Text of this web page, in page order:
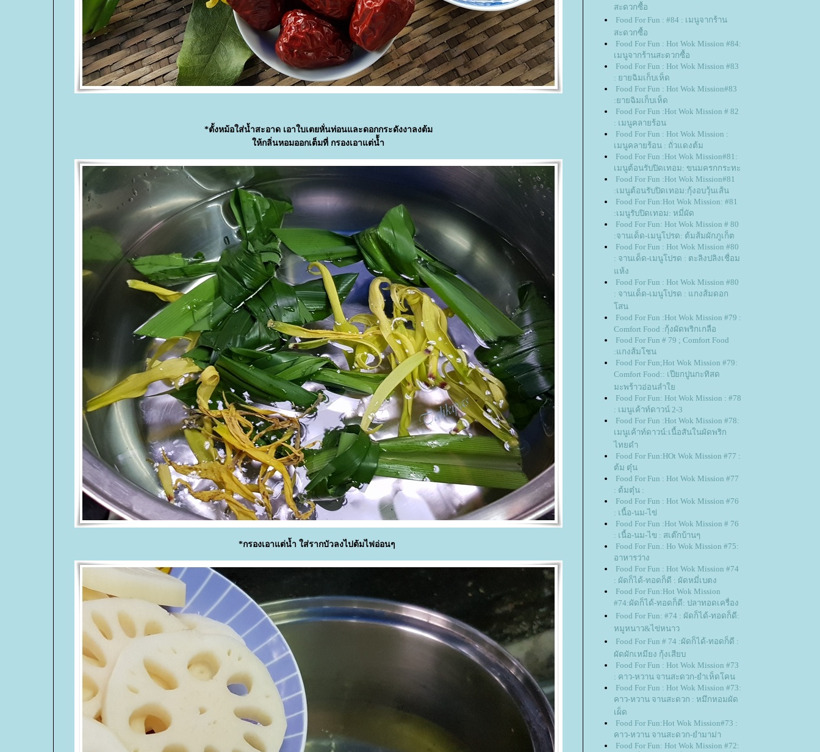
*ตั้งหม้อใส่น้ำสะอาด เอาใบเตยหั่นท่อนและดอกกระดังงาลงต้ม
ห้กลิ่นหอมออกเต็มที่ กรองเอาแต่น้้ำ
*กรองเอาแต่น้ำ ใส่รากบัวลงไปต้มไฟอ่อนๆ
สะดวกซื้อ
Food For Fun : #84 : เมนูจากร้าน
สะดวกซื้อ
Food For Fun : Hot Wok Mission #84:
เมนูจากร้านสะดวกซื้อ
Food For Fun : Hot Wok Mission #83
: ยายฉิมเก็บเห็ด
Food For Fun : Hot Wok Mission#83
:ยายฉิมเก็บเห็ด
Food For Fun :Hot Wok Mission # 82
: เมนูคลายร้อน
Food For Fun : Hot Wok Mission :
เมนูคลายร้อน : ถั่วแดงต้ม
Food For Fun :Hot Wok Mission#81:
เมนูต้อนรับปิดเทอม: ขนมครกกระทะ
Food For Fun :Hot Wok Mission#81
:เมนูต้อนรับปิดเทอม:กุ้งอบวุ้นเส้น
Food For Fun:Hot Wok Mission: #81
:เมนูรับปิดเทอม: หมี่ผัด
Food For Fun: Hot Wok Mission # 80
:จานเด็ด-เมนูโปรด: ต้มส้มผักภูเก็ต
Food For Fun : Hot Wok Mission #80
: จานเด็ด-เมนูโปรด : ตะลิงปลิงเชื่อม
ห้ง
Food For Fun : Hot Wok Mission #80
: จานเด็ด-เมนูโปรด : แกงส้มดอก
สน
Food For Fun :Hot Wok Mission #79 :
Comfort Food :กุ้งผัดพริกเกลือ
Food For Fun # 79 ; Comfort Food
:แกงส้มโชน
Food For Fun;Hot Wok Mission #79:
Comfort Food:: เปียกปูนกะทิสด
มะพร้าวอ่อนลำ
Food For Fun: Hot Wok Mission : #78
: เมนูเค้าท์ดาวน์ 2-3
Food For Fun :Hot Wok Mission #78:
เมนูเค้าท์ดาวน์:เนื้อสันในผัดพริก
ไทยดำ
Food For Fun:HOt Wok Mission #77 :
ต้ม ตุ๋น
Food For Fun : Hot Wok Mission #77
: ต้มตุ๋น :
Food For Fun : Hot Wok Mission #76
: เนื้อ-นม-ไข่
Food For Fun :Hot Wok Mission # 76
: เนื้อ-นม-ไข : สเต๊กบ้านๆ
Food For Fun.: Ho Wok Mission #75:
อาหารว่าง
Food For Fun : Hot Wok Mission #74
: ผัดก็ได้-ทอดก็ดี : ผัดหมี่เบตง
Food For Fun:Hot Wok Mission
#74:ผัดก็ได้-ทอดก็ดี: ปลาทอดเครื่อง
Food For Fun: #74 : ผัดก็ได้-ทอดก็ดี:
หมูหนาว&ไข่หนาว
Food For Fun # 74 :ผัดก็ได้-ทอดก็ดี :
ผัดผักเหมียง กุ้งเสียบ
Food For Fun : Hot Wok Mission #73
: คาว-หวาน จานสะดวก-ยำเห็ดโคน
Food For Fun : Hot Wok Mission #73:
คาว-หวาน จานสะดวก : หมึกหอมผัด
เผ็ด
Food For Fun:Hot Wok Mission#73 :
คาว-หวาน จานสะดวก-ยำมาม่า
Food For Fun: Hot Wok Mission #72: